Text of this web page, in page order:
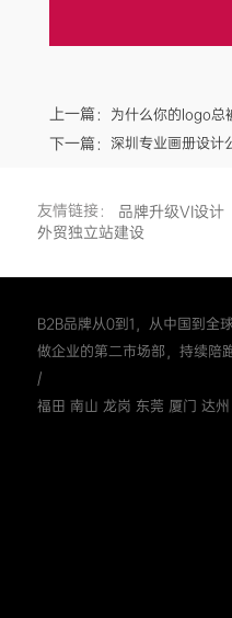
上一篇： 为什么你的logo总
下一篇： 深圳专业画册设计
友情链接： 品牌升级VI设计
外贸独立站建设
B2B品牌从0到1，从中国到全
做企业的第二市场部，持续陪
/
福田 南山 龙岗 东莞 厦门 达